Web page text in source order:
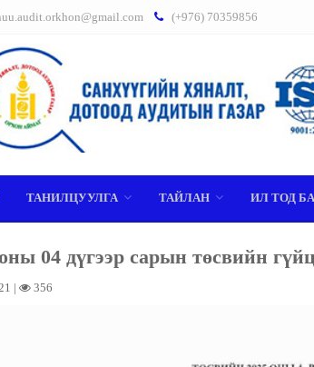
(+976) 70359856
ТАНИЛЦУУЛГА ТАЙЛАН ИЛ ТОД
04 дүгээр сарын төсвийн
| 356